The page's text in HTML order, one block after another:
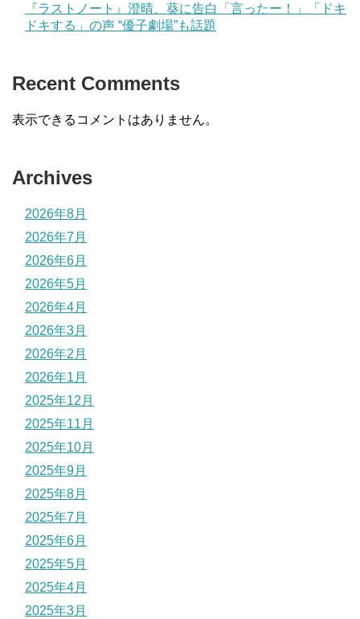
『ラストノート』澄晴、葵に告白「言ったー！」「ドキ
ドキする」の声 “優子劇場”も話題
Recent Comments
表示できるコメントはありません。
Archives
2026年8月
2026年7月
2026年6月
2026年5月
2026年4月
2026年3月
2026年2月
2026年1月
2025年12月
2025年11月
2025年10月
2025年9月
2025年8月
2025年7月
2025年6月
2025年5月
2025年4月
2025年3月